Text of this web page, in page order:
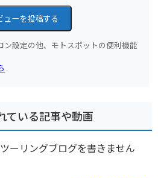
ューを投稿する
ン設定の他、モトスポットの便利機能
ている記事や動画
ーリングブログを書きません